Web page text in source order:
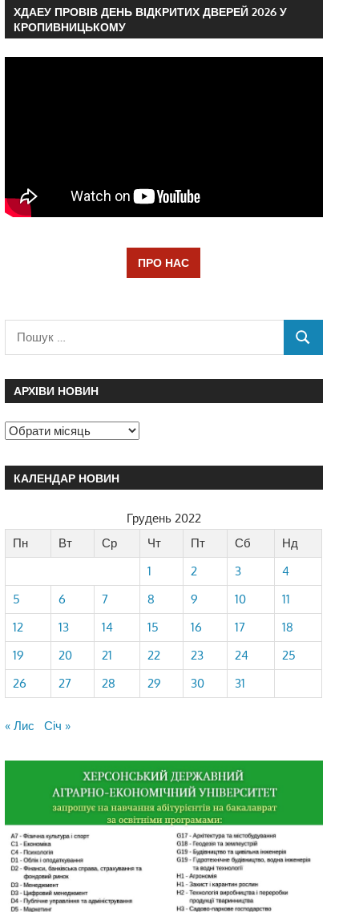
ХДАЕУ ПРОВІВ ДЕНЬ ВІДКРИТИХ ДВЕРЕЙ 2026 У
КРОПИВНИЦЬКОМУ
ПРО НАС
АРХІВИ НОВИН
КАЛЕНДАР НОВИН
Грудень 2022
Пн
Вт Ср Чт Пт Сб
Нд
1
2 3
4
5
6 7 8 9 10
11
12
13 14 15 16 17
18
19
20 21 22 23 24
25
26
27 28 29 30 31
« Лис Січ »